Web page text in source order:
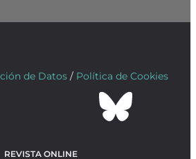
de Datos / Política de Cookies
REVISTA ONLINE